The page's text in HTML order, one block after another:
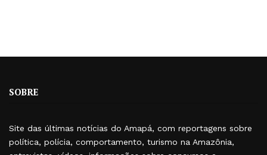
SOBRE
Site das últimas notícias do Amapá, com reportagens sobre
política, polícia, comportamento, turismo na Amazônia,